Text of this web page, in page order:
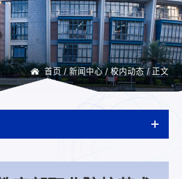
首页/新闻中心/校内动态/ 正文